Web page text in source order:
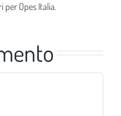
Opes Italia.